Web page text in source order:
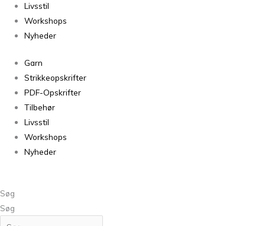
Livsstil
Workshops
Nyheder
Garn
Strikkeopskrifter
PDF-Opskrifter
Tilbehør
Livsstil
Workshops
Nyheder
Søg
Søg